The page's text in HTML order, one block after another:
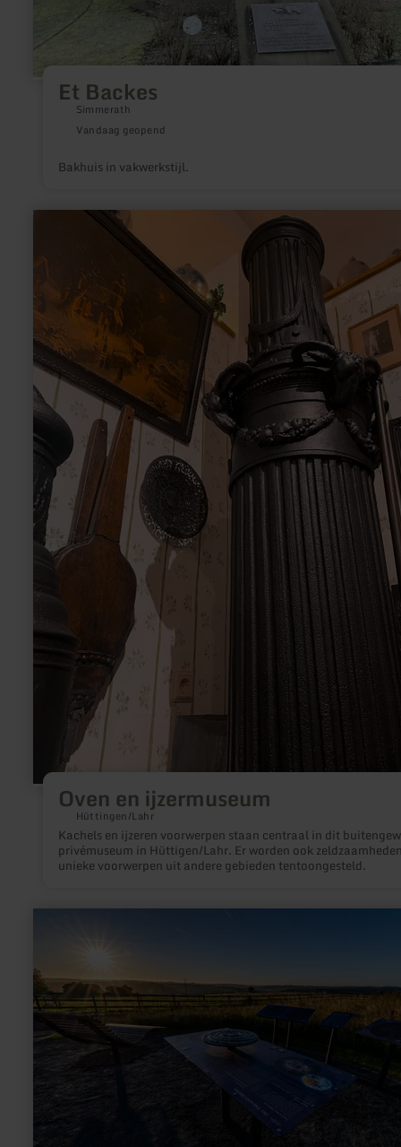
Et Backes
Simmerath
Vandaag geopend
Bakhuis in vakwerkstijl.
Oven en ijzermuseum
Hüttingen/Lahr
Kachels en ijzeren voorwerpen staan centraal in dit
privémuseum in Hüttigen/Lahr. Er worden ook
unieke voorwerpen uit andere gebieden tentoongesteld.
ijzermuseum
Dahlem
"Sternenstaub"